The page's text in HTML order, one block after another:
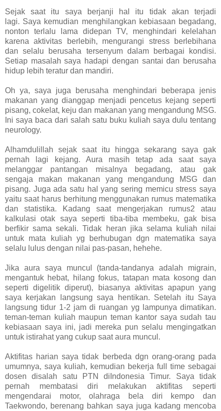
Sejak saat itu saya berjanji hal itu tidak akan terjadi
lagi. Saya kemudian menghilangkan kebiasaan begadang,
nonton terlalu lama didepan TV, menghindari kelelahan
karena aktivitas berlebih, mengurangi stress berlebihana
dan selalu berusaha tersenyum dalam berbagai kondisi.
Setiap masalah saya hadapi dengan santai dan berusaha
hidup lebih teratur dan mandiri.
Oh ya, saya juga berusaha menghindari beberapa jenis
makanan yang dianggap menjadi pencetus kejang seperti
pisang, cokelat, keju dan makanan yang mengandung MSG.
Ini saya baca dari salah satu buku kuliah saya dulu tentang
neurology.
Alhamdulillah sejak saat itu hingga sekarang saya gak
pernah lagi kejang. Aura masih tetap ada saat saya
melanggar pantangan misalnya begadang, atau gak
sengaja makan makanan yang mengandung MSG dan
pisang. Juga ada satu hal yang sering memicu stress saya
yaitu saat harus berhitung menggunakan rumus matematika
dan statistika. Kadang saat mengerjakan rumus2 atau
kalkulasi otak saya seperti tiba-tiba membeku, gak bisa
berfikir sama sekali. Tidak heran jika selama kuliah nilai
untuk mata kuliah yg berhubugan dgn matematika saya
selalu lulus dengan nilai pas-pasan, hehehe.
Jika aura saya muncul (tanda-tandanya adalah migrain,
mengantuk hebat, hilang fokus, tatapan mata kosong dan
seperti digelitik diperut), biasanya aktivitas apapun yang
saya kerjakan langsung saya hentikan. Setelah itu Saya
langsung tidur 1-2 jam di ruangan yg lampunya dimatikan.
teman-teman kuliah maupun teman kantor saya sudah tau
kebiasaan saya ini, jadi mereka pun selalu mengingatkan
untuk istirahat yang cukup saat aura muncul.
Aktifitas harian saya tidak berbeda dgn orang-orang pada
umumnya, saya kuliah, kemudian bekerja full time sebagai
dosen disalah satu PTN diIndonesia Timur. Saya tidak
pernah membatasi diri melakukan aktifitas seperti
mengendarai motor, olahraga bela diri kempo dan
Taekwondo, berenang bahkan saya juga kadang mencoba